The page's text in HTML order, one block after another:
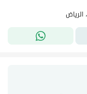
الرياض